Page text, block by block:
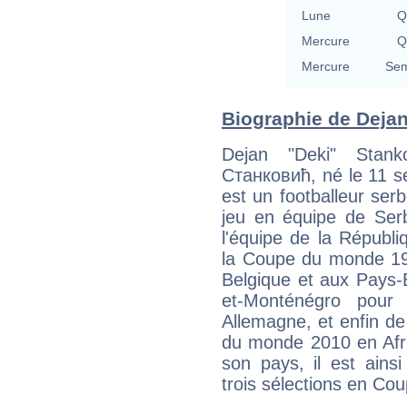
Lune
Mercure
Mercure
Biographie de
Dejan "Deki"
Станковић, né le 11
est un footballeur
jeu en équipe de
l'équipe de la
la Coupe du monde
Belgique et aux
et-Monténégro
Allemagne, et enfin
du monde 2010 en
son pays, il est ainsi
trois sélections en